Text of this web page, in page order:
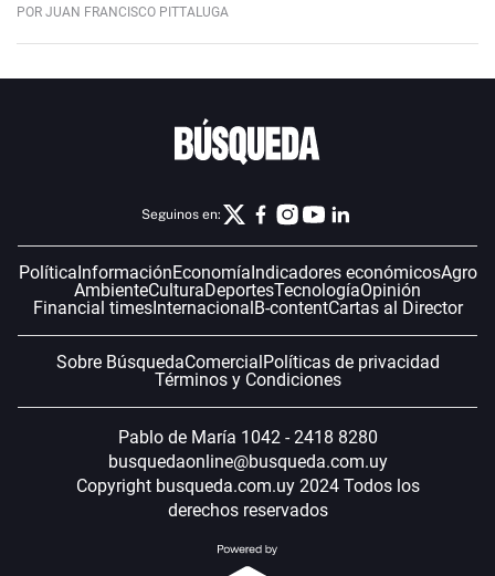
POR JUAN FRANCISCO PITTALUGA
Seguinos en:
PolíticaInformaciónEconomíaIndicadores económicosAgro
AmbienteCulturaDeportesTecnologíaOpinión
Financial timesInternacionalB-contentCartas al Director
Sobre BúsquedaComercialPolíticas de privacidad
Términos y Condiciones
Pablo de María 1042 - 2418 8280
busquedaonline@busqueda.com.uy
Copyright busqueda.com.uy 2024 Todos los
derechos reservados